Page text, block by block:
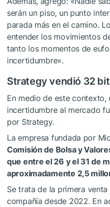
serán un piso, un punto
parada más en el camino.
entender los movimientos
tanto los momentos de
incertidumbre».
Strategy vendió 32
En medio de este
incertidumbre al mercado
por Strategy.
La empresa fundada por
Comisión de Bolsa y
que entre el 26 y el 31 de
aproximadamente 2,5
Se trata de la primera venta
compañía desde 2022. En